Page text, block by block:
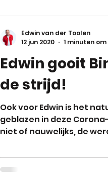
Edwin gooit
de strijd!
Ook voor Edwin is het
geblazen in deze
niet of nauwelijks, de
Edwin van der Toolen
12 jun 2020
1 minuten